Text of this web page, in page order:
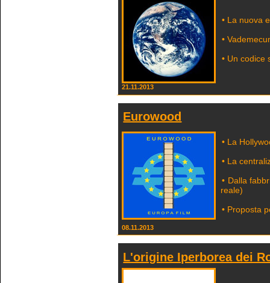
• La nuova
•
• Un codice
21.11.2013
Eurowood
• La
• La
• Dalla
reale)
• Proposta
08.11.2013
L'origine Iperborea dei